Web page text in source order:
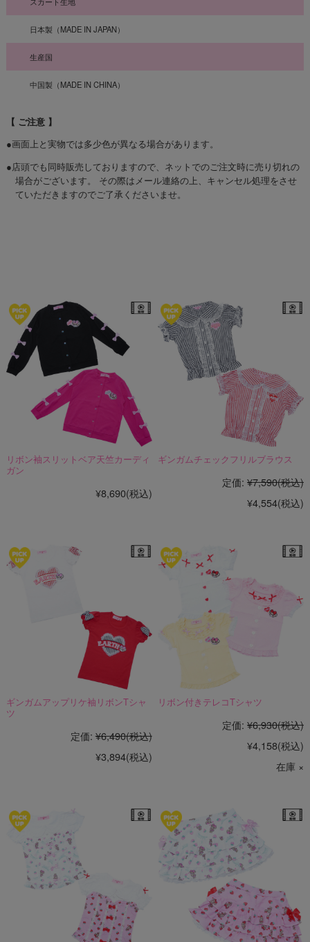
日本製（MADE IN JAPAN）
生産国
中国製（MADE IN CHINA）
【 ご注意 】
●画面上と実物では多少色が異なる場合があります。
●店頭でも同時販売しておりますので、ネットでのご注文時に売り切れの
場合がございます。 その際はメール連絡の上、キャンセル処理をさせ
ていただきますのでご了承くださいませ。
リボン袖スリットベア天竺カーディ
ガン
¥8,690(税込)
ギンガムチェックフリルブラウス
定価: ¥7,590(税込)
¥4,554(税込)
ギンガムアップリケ袖リボンTシャ
ツ
定価: ¥6,490(税込)
¥3,894(税込)
リボン付きテレコTシャツ
定価: ¥6,930(税込)
¥4,158(税込)
在庫 ×